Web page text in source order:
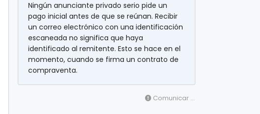
Ningún anunciante privado serio pide un
pago inicial antes de que se reúnan. Recibir
un correo electrónico con una identificación
escaneada no significa que haya
identificado al remitente. Esto se hace en el
momento, cuando se firma un contrato de
compraventa.
Comunicar ...